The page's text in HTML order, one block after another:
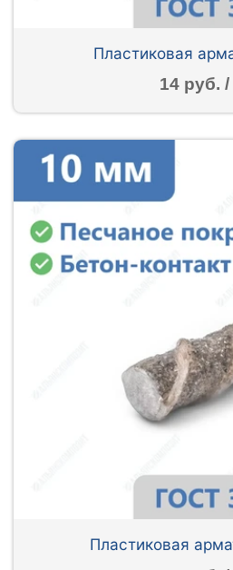
Пластиковая
14 руб.
Пластиковая